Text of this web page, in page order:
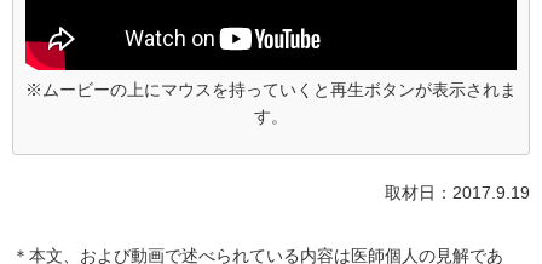
※ムービーの上にマウスを持っていくと再生ボタンが表示されま
す。
取材日：2017.9.19
＊本文、および動画で述べられている内容は医師個人の見解であ